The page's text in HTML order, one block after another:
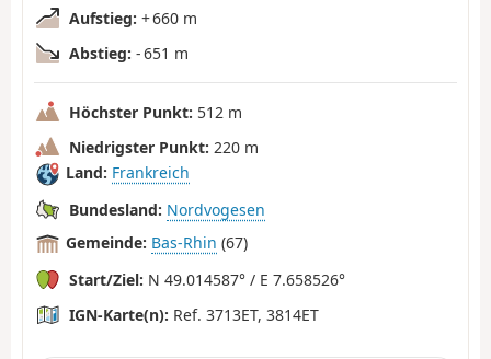
Aufstieg: + 660 m
Abstieg: - 651 m
Höchster Punkt: 512 m
Niedrigster Punkt: 220 m
Land: Frankreich
Bundesland: Nordvogesen
Gemeinde: Bas-Rhin (67)
Start/Ziel: N 49.014587° / E 7.658526°
IGN-Karte(n): Ref. 3713ET, 3814ET